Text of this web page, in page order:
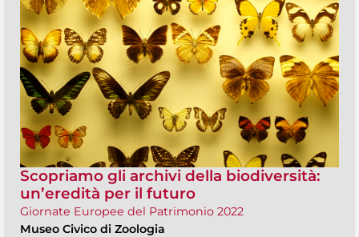
Scopriamo gli archivi della biodiversità:
un’eredità per il futuro
Giornate Europee del Patrimonio 2022
Museo Civico di Zoologia